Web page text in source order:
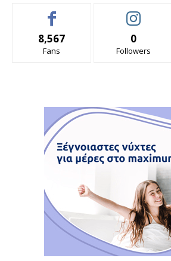
8,567
Fans
0
Followers